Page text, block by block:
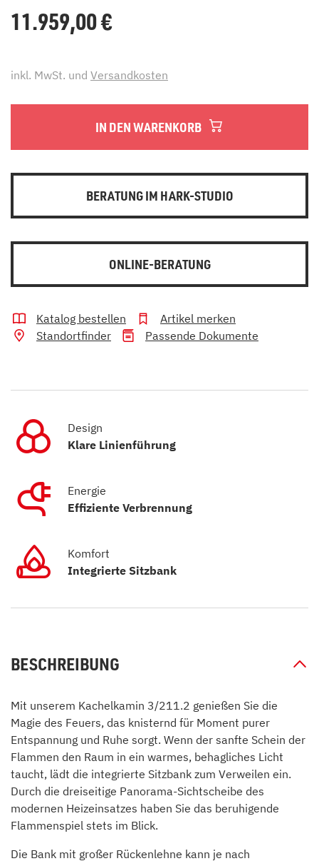
11.959,00€
inkl. MwSt. und Versandkosten
IN DEN WARENKORB
BERATUNG IM HARK-STUDIO
ONLINE-BERATUNG
Katalog bestellen
Artikel merken
Standortfinder
Passende Dokumente
Design
Klare Linienführung
Energie
Effiziente Verbrennung
Komfort
Integrierte Sitzbank
BESCHREIBUNG
Mit unserem Kachelkamin 3/211.2 genießen Sie die
Magie des Feuers, das knisternd für Moment purer
Entspannung und Ruhe sorgt. Wenn der sanfte Schein der
Flammen den Raum in ein warmes, behagliches Licht
taucht, lädt die integrierte Sitzbank zum Verweilen ein.
Durch die dreiseitige Panorama-Sichtscheibe des
modernen Heizeinsatzes haben Sie das beruhigende
Flammenspiel stets im Blick.
Die Bank mit großer Rückenlehne kann je nach